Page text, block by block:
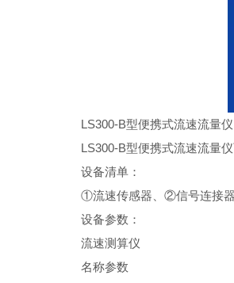
LS300-B型便携式流速流量
LS300-B型便携式流速流量
设备清单：
①流速传感器、②信号连接
设备参数：
流速测算仪
名称参数